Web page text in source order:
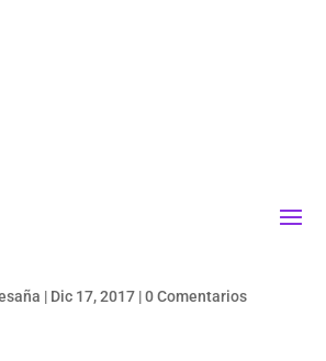
| Dic 17, 2017|0 Comentarios